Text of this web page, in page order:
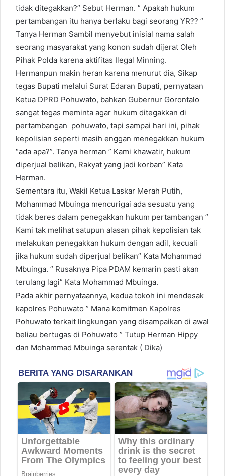
tidak ditegakkan?” Sebut Herman. ” Apakah hukum
pertambangan itu hanya berlaku bagi seorang YR?? ”
Tanya Herman Sambil menyebut inisial nama salah
seorang masyarakat yang konon sudah dijerat Oleh
Pihak Polda karena aktifitas Ilegal Minning.
Hermanpun makin heran karena menurut dia, Sikap
tegas Bupati melalui Surat Edaran Bupati, pernyataan
Ketua DPRD Pohuwato, bahkan Gubernur Gorontalo
sangat tegas meminta agar hukum ditegakkan di
pertambangan pohuwato, tapi sampai hari ini, pihak
kepolisian seperti masih enggan menegakkan hukum
“ada apa?”. Tanya herman ” Kami khawatir, hukum
diperjual belikan, Rakyat yang jadi korban” Kata
Herman.
Sementara itu, Wakil Ketua Laskar Merah Putih,
Mohammad Mbuinga mencurigai ada sesuatu yang
tidak beres dalam penegakkan hukum pertambangan ”
Kami tak melihat satupun alasan pihak kepolisian tak
melakukan penegakkan hukum dengan adil, kecuali
jika hukum sudah diperjual belikan” Kata Mohammad
Mbuinga. ” Rusaknya Pipa PDAM kemarin pasti akan
terulang lagi” Kata Mohammad Mbuinga.
Pada akhir pernyataannya, kedua tokoh ini mendesak
kapolres Pohuwato ” Mana komitmen Kapolres
Pohuwato terkait lingkungan yang disampaikan di awal
beliau bertugas di Pohuwato ” Tutup Herman Hippy
dan Mohammad Mbuinga serentak ( Dika)